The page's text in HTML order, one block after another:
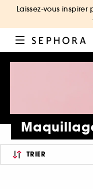
Laissez-vous
TRIER